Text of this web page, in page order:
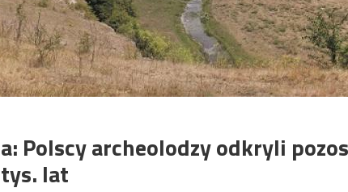
Polscy archeolodzy odkryli
lat